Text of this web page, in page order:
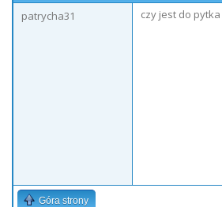
patrycha31
czy jest do pytka
Góra strony